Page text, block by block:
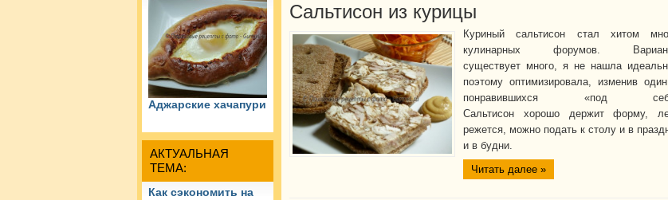
Аджарские хачапури
АКТУАЛЬНАЯ
ТЕМА:
Как сэкономить на
Сальтисон из курицы
Куриный сальтисон стал хитом
кулинарных форумов.
существует много, я не нашла
поэтому оптимизировала, изменив
понравившихся «под
Сальтисон хорошо держит форму,
режется, можно подать к столу и в
и в будни.
Читать далее »